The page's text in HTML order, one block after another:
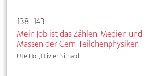
138–143
Mein Job ist das Zählen. Medien und
Massen der Cern-Teilchenphysiker
Ute Holl, Olivier Simard